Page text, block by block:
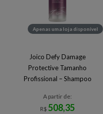
Apenas uma loja disponível
Joico Defy Damage
Protective Tamanho
Profissional – Shampoo
A partir de:
R$ 508,35